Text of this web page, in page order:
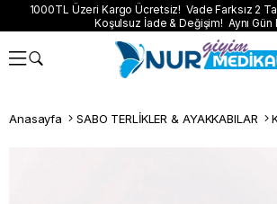
1000TL Üzeri Kargo Ücretsiz! Vade Farksız 2
Koşulsuz İade & Değişim! Aynı Gün
Anasayfa SABO TERLİKLER & AYAKKABILAR